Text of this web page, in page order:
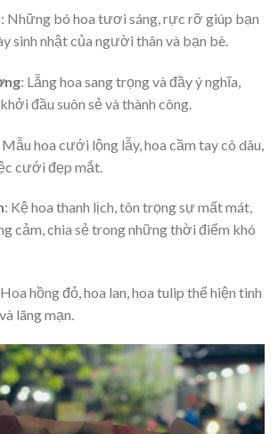
: Những bó hoa tươi sáng, rực rỡ giúp bạn
sinh nhật của người thân và bạn bè.
: Lẵng hoa sang trọng và đầy ý nghĩa,
đầu suôn sẻ và thành công.
Mẫu hoa cưới lộng lẫy, hoa cầm tay cô dâu,
cưới đẹp mắt.
: Kệ hoa thanh lịch, tôn trọng sự mất mát,
cảm, chia sẻ trong những thời điểm khó
hồng đỏ, hoa lan, hoa tulip thể hiện tình
lãng mạn.